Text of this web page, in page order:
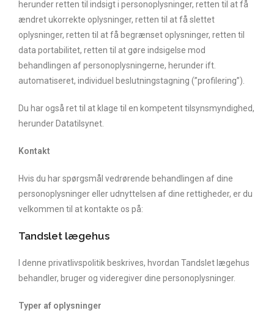
herunder retten til indsigt i personoplysninger, retten til at få
ændret ukorrekte oplysninger, retten til at få slettet
oplysninger, retten til at få begrænset oplysninger, retten til
data portabilitet, retten til at gøre indsigelse mod
behandlingen af personoplysningerne, herunder ift.
automatiseret, individuel beslutningstagning (”profilering”).
Du har også ret til at klage til en kompetent tilsynsmyndighed,
herunder Datatilsynet.
Kontakt
Hvis du har spørgsmål vedrørende behandlingen af dine
personoplysninger eller udnyttelsen af dine rettigheder, er du
velkommen til at kontakte os på:
Tandslet lægehus
I denne privatlivspolitik beskrives, hvordan Tandslet lægehus
behandler, bruger og videregiver dine personoplysninger.
Typer af oplysninger